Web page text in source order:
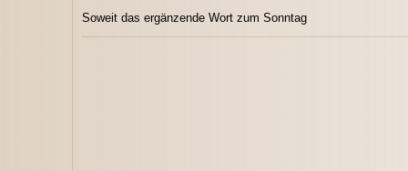
Soweit das ergänzende Wort zum Sonntag